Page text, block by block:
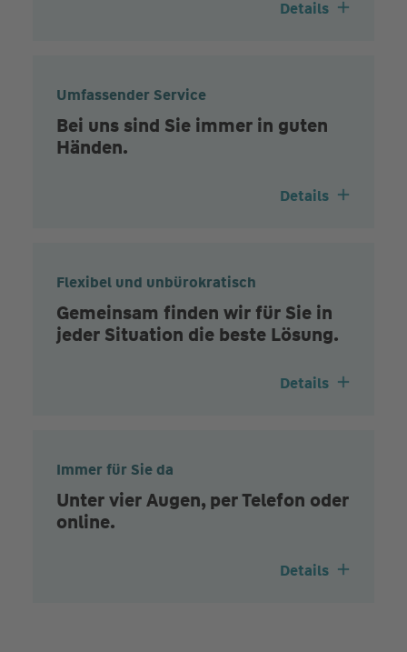
Details
Umfassender Service
Bei uns sind Sie immer in guten
Händen.
Details
Flexibel und unbürokratisch
Gemeinsam finden wir für Sie in
jeder Situation die beste Lösung.
Details
Immer für Sie da
Unter vier Augen, per Telefon oder
online.
Details